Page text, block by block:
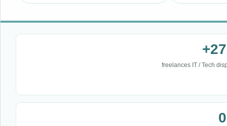
freelances IT / Tech